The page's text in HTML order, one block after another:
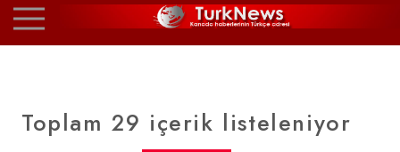
Toplam 29 içerik listeleniyor